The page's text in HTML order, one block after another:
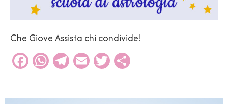
Che Giove Assista chi condivide!
Facebook
WhatsApp
Telegram
EmailTwitter